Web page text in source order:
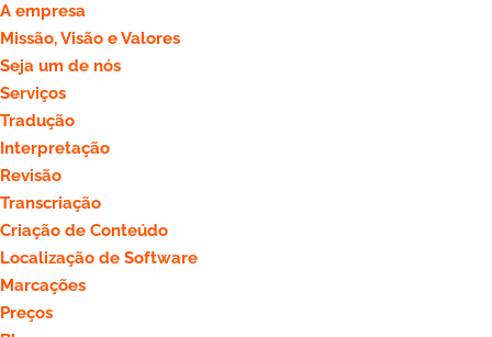
A empresa
Missão, Visão e Valores
Seja um de nós
Serviços
Tradução
Interpretação
Revisão
Transcriação
Criação de Conteúdo
Localização de Software
Marcações
Preços